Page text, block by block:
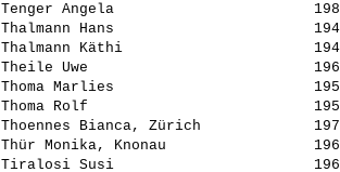
Tenger Angela
Thalmann Hans
Thalmann Käthi
Theile Uwe
Thoma Marlies
Thoma Rolf
Thoennes Bianca, Zürich
Thür Monika, Knonau
Tiralosi Susi